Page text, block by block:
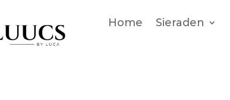
Home Sieraden